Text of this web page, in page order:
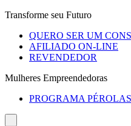
Transforme seu Futuro
QUERO SER UM
AFILIADO ON-LINE
REVENDEDOR
Mulheres Empreendedoras
PROGRAMA PÉROLAS